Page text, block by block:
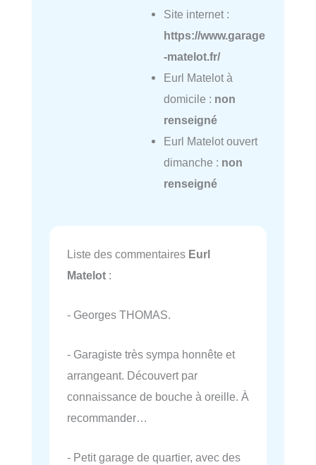
Site internet :
https://www.garage
-matelot.fr/
Eurl Matelot à
domicile : non
renseigné
Eurl Matelot ouvert
dimanche : non
renseigné
Liste des commentaires Eurl
Matelot :
- Georges THOMAS.
- Garagiste très sympa honnête et
arrangeant. Découvert par
connaissance de bouche à oreille. À
recommander…
- Petit garage de quartier, avec des